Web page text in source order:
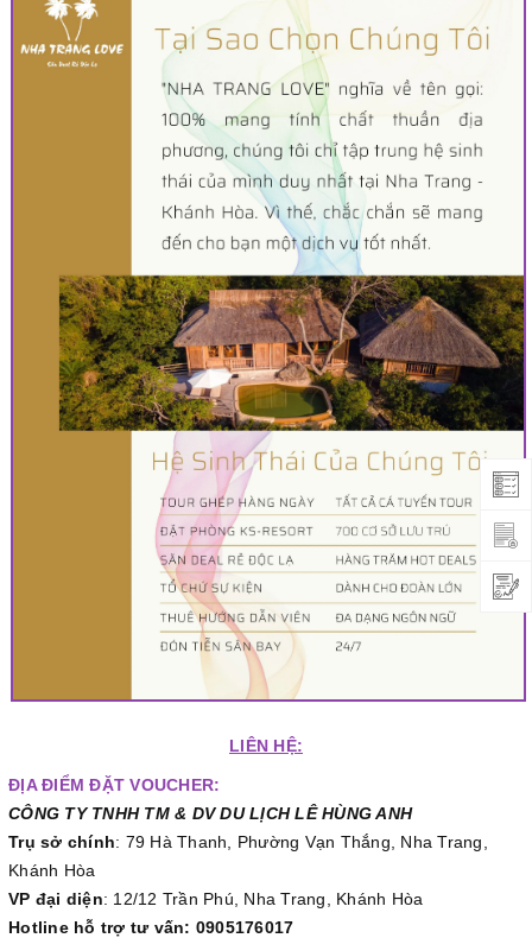
LIÊN HỆ:
ĐỊA ĐIỂM ĐẶT VOUCHER:
CÔNG TY TNHH TM & DV DU LỊCH LÊ HÙNG ANH
Trụ sở chính: 79 Hà Thanh, Phường Vạn Thắng, Nha Trang,
Khánh Hòa
VP đại diện: 12/12 Trần Phú, Nha Trang, Khánh Hòa
Hotline hỗ trợ tư vấn: 0905176017